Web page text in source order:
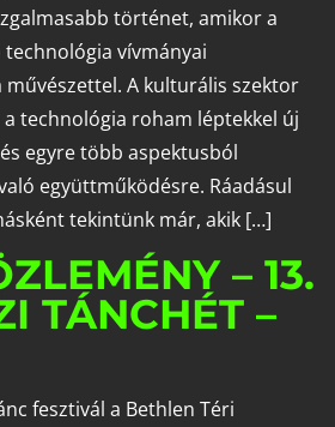
történet, amikor a
vívmányai
művészettel. A kulturális szektor
technológia roham léptekkel új
egyre több aspektusból
együttműködésre. Ráadásul
tekintünk már, akik […]
– 13.
TÁNCHÉT –
fesztivál a Bethlen Téri